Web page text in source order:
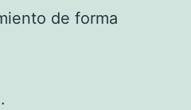
de forma